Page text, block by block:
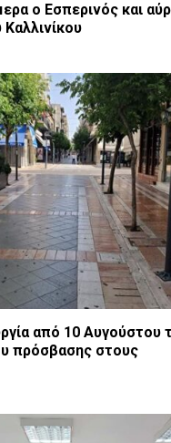
ο Εσπερινός και
από 10 Αυγούστου
πρόσβασης στους